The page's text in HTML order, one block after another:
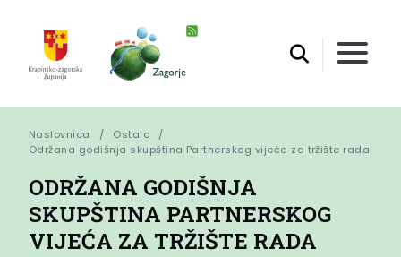
Naslovnica
Ostalo
Održana godišnja skupština Partnerskog vijeća za tržište rada
ODRŽANA GODIŠNJA
SKUPŠTINA PARTNERSKOG
VIJEĆA ZA TRŽIŠTE RADA